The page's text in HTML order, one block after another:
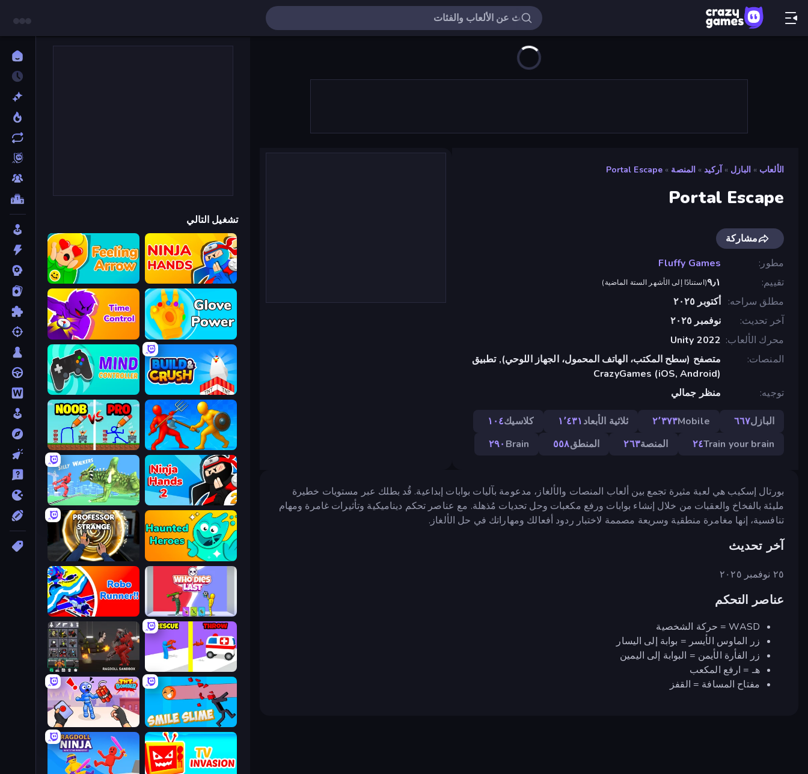
الألعاب » البازل » آركيد » المنصة »
Portal Escape
Portal Escape
مشاركة
مطور
Fluffy Games
تقييم
٩٫١(استنادًا إلى الأشهر الستة الماضية)
مطلق سراحه
أكتوبر ٢٠٢٥
آخر تحديث
نوفمبر ٢٠٢٥
محرك الألعاب Unity 2022
المنصات
متصفح (سطح المكتب، الهاتف المحمول، الجهاز اللوحي), تطبيق
CrazyGames (iOS, Android)
توجيه
منظر جمالي
البازل٦٦٧ Mobile٢٬٣٧٣ ثلاثية الأبعاد١٬٤٣١ كلاسيك١٠٤
Train your brain٢٤ المنصة٢٦٣ المنطق٥٥٨ Brain ٢٩٠
بورتال إسكيب هي لعبة مثيرة تجمع بين ألعاب المنصات والألغاز، مدعومة بآليات بوابات إبداعية. قُد بطلك عبر مستويات خطيرة
مليئة بالفخاخ والعقبات من خلال إنشاء بوابات ورفع مكعبات وحل تحديات مُذهلة. مع عناصر تحكم ديناميكية وتأثيرات غامرة ومهام
تنافسية، إنها مغامرة منطقية وسريعة مصممة لاختبار ردود أفعالك ومهاراتك في حل الألغاز.
آخر تحديث
٢٥ نوفمبر ٢٠٢٥
عناصر التحكم
WASD = حركة الشخصية
زر الماوس الأيسر = بوابة إلى اليسار
زر الفأرة الأيمن = البوابة إلى اليمين
هـ = ارفع المكعب
مفتاح المسافة = القفز
تشغيل التالي
Ninja Hands
Feeling Arrow
Glove Power
Time Control!
Build and Crush
Mind Controller
Epic Sword Battle! Fight in Arena
DOP Noob: Draw to Save
Ninja Hands 2
Silly Walkers
Haunted Heroes
Professor Strange
Who Dies Last?
Robo Runner
Rescue Throw
Last Play: Ragdoll Sandbox
Smile Slime
TNT Bomber